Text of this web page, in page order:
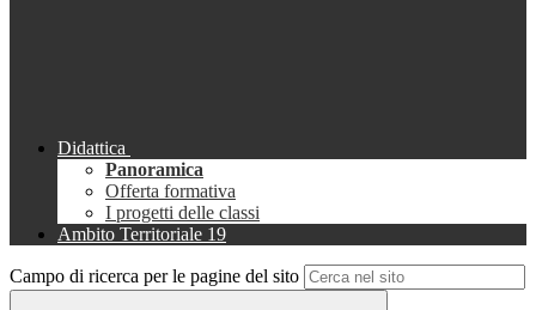
Didattica
Panoramica
Offerta formativa
I progetti delle classi
Ambito Territoriale 19
Campo di ricerca per le pagine del sito